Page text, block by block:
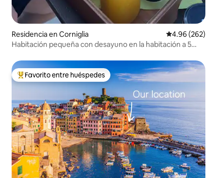
Residencia en Corniglia Calificación
4.96 (262)
Habitación pequeña con desayuno en la habitación a 5
De los mejores en Favorito entre huéspedes
Favorito entre huéspedes